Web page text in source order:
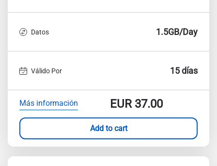
Datos 1.5GB/Day
Válido Por 15 días
Más información EUR37.00
Add to cart